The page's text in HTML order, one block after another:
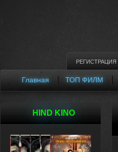
РЕГИСТРАЦИЯ
ТОП ФИЛМ
Главная
HIND KINO